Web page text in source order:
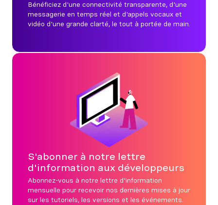
Bénéficiez d'une connectivité transparente, d'une
messagerie en temps réel et d'appels vocaux et
vidéo d'une grande clarté, le tout à portée de main.
S'abonner à notre lettre
d'information aux développeurs
Abonnez-vous à notre lettre d'information
mensuelle pour recevoir nos dernières mises à jour
sur les tutoriels, les versions et les événements.